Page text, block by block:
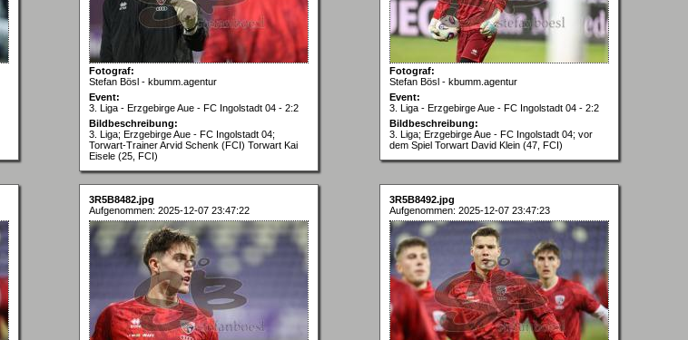
Fotograf:
Stefan Bösl - kbumm.agentur
Event:
3. Liga - Erzgebirge Aue - FC Ingolstadt 04 - 2:2
Bildbeschreibung:
3. Liga; Erzgebirge Aue - FC Ingolstadt 04;
Torwart-Trainer Arvid Schenk (FCI) Torwart Kai
Eisele (25, FCI)
Fotograf:
Stefan Bösl - kbumm.agentur
Event:
3. Liga - Erzgebirge Aue - FC Ingolstadt 04 - 2:2
Bildbeschreibung:
3. Liga; Erzgebirge Aue - FC Ingolstadt 04; vor
dem Spiel Torwart David Klein (47, FCI)
3R5B8482.jpg
Aufgenommen: 2025-12-07 23:47:22
3R5B8492.jpg
Aufgenommen: 2025-12-07 23:47:23